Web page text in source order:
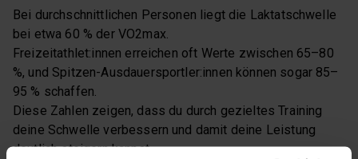
Bei durchschnittlichen Personen liegt die Laktatschwelle
bei etwa 60 % der VO2max.
Freizeitathlet:innen erreichen oft Werte zwischen 65–80
%, und Spitzen-Ausdauersportler:innen können sogar 85–
95 % schaffen.
Diese Zahlen zeigen, dass du durch gezieltes Training
deine Schwelle verbessern und damit deine Leistung
deutlich steigern kannst.